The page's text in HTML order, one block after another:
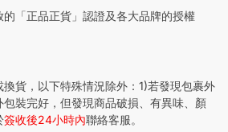
「正品正貨」認證及各大品牌的授權
貨，以下特殊情況除外：1)若發現包裹外
裝完好，但發現商品破損、有異味、顏
簽收後24小時內聯絡客服。